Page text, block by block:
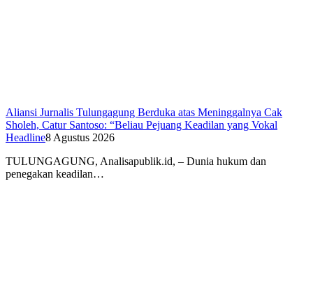
Aliansi Jurnalis Tulungagung Berduka atas Meninggalnya Cak
Sholeh, Catur Santoso: “Beliau Pejuang Keadilan yang Vokal
Headline8 Agustus 2026
​TULUNGAGUNG, Analisapublik.id, – Dunia hukum dan
penegakan keadilan…